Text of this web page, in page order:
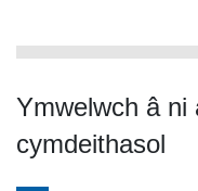
Ymwelwch â ni
cymdeithasol